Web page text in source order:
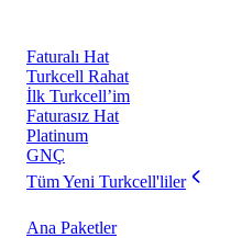
Faturalı Hat
Turkcell Rahat
İlk Turkcell’im
Faturasız Hat
Platinum
GNÇ
Tüm Yeni Turkcell'liler
Ana Paketler